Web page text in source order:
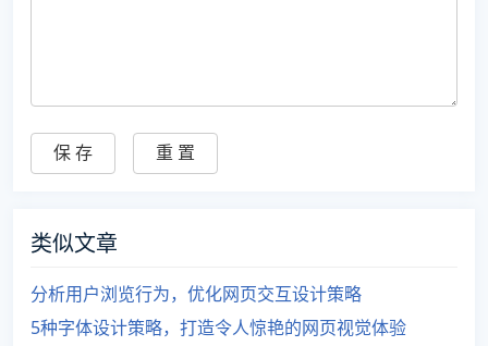
类似文章
分析用户浏览行为，优化网页交互设计策略
5种字体设计策略，打造令人惊艳的网页视觉体验